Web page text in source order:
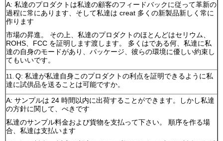
A: 私達のプロダクトは私達の顧客のフィードバックに従って革新の
過程に常にあります、そして私達は creat 多くの新製品新しく常に
作ります
市場の昇進。 その上、私達のプロダクトのほとんどはセリウム、
ROHS、FCC を証明します渡します。 多くはである何、私達に私
達の自身のモードがあり、パッケージ、彼らの環境に優しい約束し
てもいいです。
11. Q: 私達が私達自身このプロダクトの利点を証明できるように私
達に試供品を送ることは可能ですか。
A: サンプルは 24 時間以内に出荷することができます。しかし私達
の方針に関して、べきです
私達のサンプル料金および貨物を支払って下さい。 順序を作る場
合、私達は支払います